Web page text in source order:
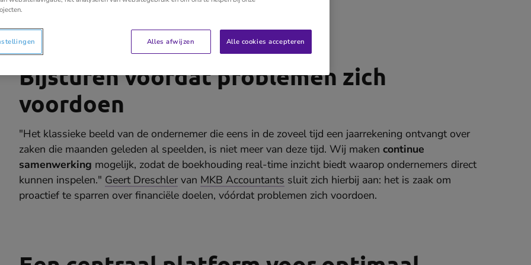
ondernemer en accountant revolutioneert.
Bijsturen vóórdat problemen zich
voordoen
"Het klassieke beeld van de ondernemer die eens in de zoveel tijd een jaarrekening ontvangt over
zaken die maanden geleden al speelden, is niet meer van deze tijd. Wij maken continue
samenwerking mogelijk, zodat de boekhouding real-time inzicht biedt waarop ondernemers direct
kunnen inspelen." Geert Dreschler van MKB Accountants sluit zich hierbij aan: het is zaak om
proactief te sparren over financiële doelen, vóórdat problemen zich voordoen.
Alles afwijzen Alle cookies accepteren